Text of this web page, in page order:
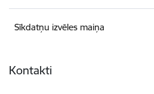
Sīkdatņu izvēles maiņa
Kontakti